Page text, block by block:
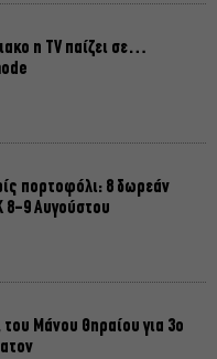
η TV παίζει σε…
πορτοφόλι: 8 δωρεάν
8-9 Αυγούστου
Μάνου Θηραίου για 3ο